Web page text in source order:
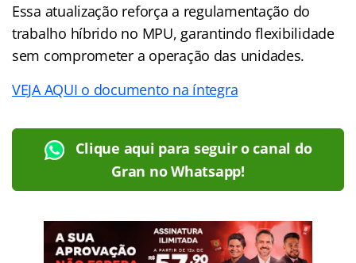
Essa atualização reforça a regulamentação do
trabalho híbrido no MPU, garantindo flexibilidade
sem comprometer a operação das unidades.
VEJA AQUI o documento na íntegra
Clique aqui para seguir o canal do
Gran no Whatsapp!